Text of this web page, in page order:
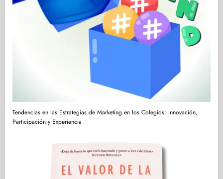
Tendencias en las Estrategias de Marketing en los Colegios: Innovación,
Participación y Experiencia